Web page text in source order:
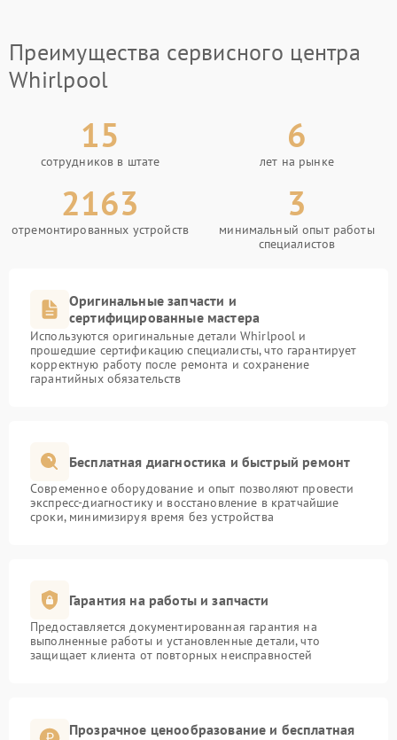
Преимущества сервисного центра
Whirlpool
15
сотрудников в штате
6
лет на рынке
2163
отремонтированных устройств
3
минимальный опыт работы
специалистов
Оригинальные запчасти и
сертифицированные мастера
Используются оригинальные детали Whirlpool и
прошедшие сертификацию специалисты, что гарантирует
корректную работу после ремонта и сохранение
гарантийных обязательств
Бесплатная диагностика и быстрый ремонт
Современное оборудование и опыт позволяют провести
экспресс-диагностику и восстановление в кратчайшие
сроки, минимизируя время без устройства
Гарантия на работы и запчасти
Предоставляется документированная гарантия на
выполненные работы и установленные детали, что
защищает клиента от повторных неисправностей
Прозрачное ценообразование и бесплатная